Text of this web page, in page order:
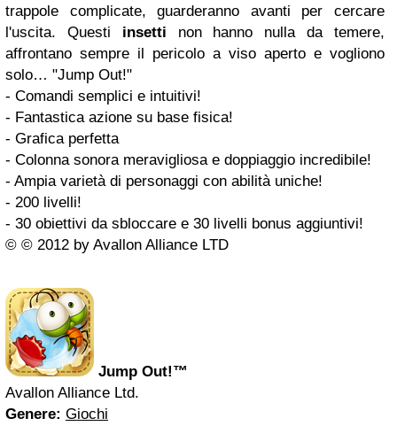
trappole complicate, guarderanno avanti per cercare
l'uscita. Questi insetti non hanno nulla da temere,
affrontano sempre il pericolo a viso aperto e vogliono
solo… "Jump Out!"
- Comandi semplici e intuitivi!
- Fantastica azione su base fisica!
- Grafica perfetta
- Colonna sonora meravigliosa e doppiaggio incredibile!
- Ampia varietà di personaggi con abilità uniche!
- 200 livelli!
- 30 obiettivi da sbloccare e 30 livelli bonus aggiuntivi!
© © 2012 by Avallon Alliance LTD
Jump Out!™
Avallon Alliance Ltd.
Genere: Giochi